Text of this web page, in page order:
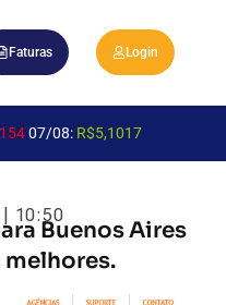
Faturas Login
07/08: R$5,1017
10:50
Buenos Aires